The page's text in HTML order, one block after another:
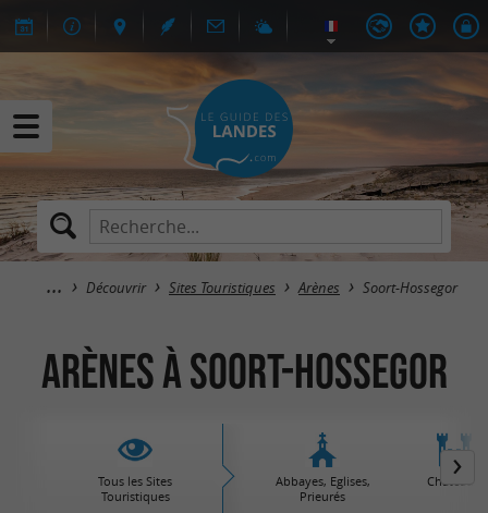
Découvrir Sites Touristiques Arènes Soort-Hossegor
Arènes à Soort-Hossegor
Tous les Sites
Touristiques
Abbayes, Eglises,
Prieurés
Châteaux